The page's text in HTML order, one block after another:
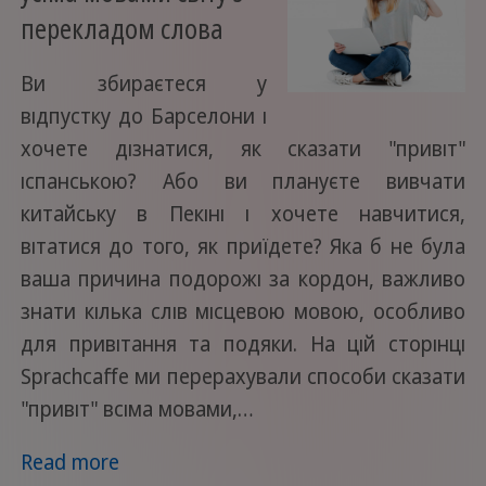
перекладом слова
Ви збираєтеся у
відпустку до Барселони і
хочете дізнатися, як сказати "привіт"
іспанською? Або ви плануєте вивчати
китайську в Пекіні і хочете навчитися,
вітатися до того, як приїдете? Яка б не була
ваша причина подорожі за кордон, важливо
знати кілька слів місцевою мовою, особливо
для привітання та подяки. На цій сторінці
Sprachcaffe ми перерахували способи сказати
"привіт" всіма мовами,…
Read more